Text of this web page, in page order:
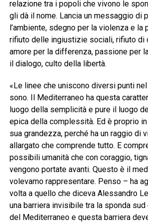
relazione tra i popoli che vivono le
gli dà il nome. Lancia un messaggio di
l’ambiente, sdegno per la violenza e la
rifiuto delle ingiustizie sociali, rifiuto di
amore per la differenza, passione per
il dialogo, culto della libertà.
«Le linee che uniscono diversi punti
sono. Il Mediterraneo ha questa
luogo della semplicità e pure il luogo
epica della complessità. Ed è proprio
sua grandezza, perché ha un raggio di
allargato che comprende tutto. E
possibili umanità che con coraggio,
vengono portate avanti. Questo è il
volevamo rappresentare. Penso – ha
volta a quello che diceva Alessandro
una barriera invisibile tra la sponda sud
del Mediterraneo e questa barriera